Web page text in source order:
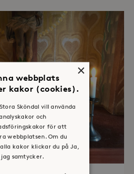
×
webbplats
kakor (cookies).
Sköndal vill använda
och
för att
webbplatsen. Om du
kakor klickar du på Ja,
jag samtycker.